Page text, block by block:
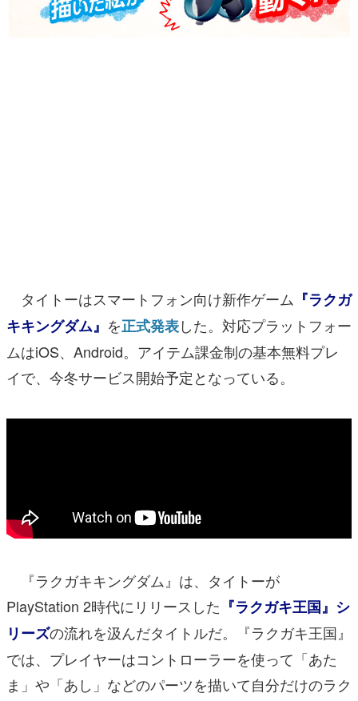
なんでゲームは面白い？
アプリレビュー
その他
電ファミニコゲーマーとは？
タイトーはスマートフォン向け新作ゲーム 『ラクガ
キキングダム』 を正式発表した。対応プラットフォー
ムはiOS、Android。アイテム課金制の基本無料プレ
イで、今冬サービス開始予定となっている。
『ラクガキキングダム』は、タイトーが
PlayStation 2時代にリリースした 『ラクガキ王国』シ
リーズの流れを汲んだタイトルだ。『ラクガキ王国』
では、プレイヤーはコントローラーを使って「あた
ま」や「あし」などのパーツを描いて自分だけのラク